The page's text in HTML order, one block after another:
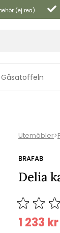
(ej rea)
Gåsatoffeln
Utemöbler>
BRAFAB
Delia
1 233 kr